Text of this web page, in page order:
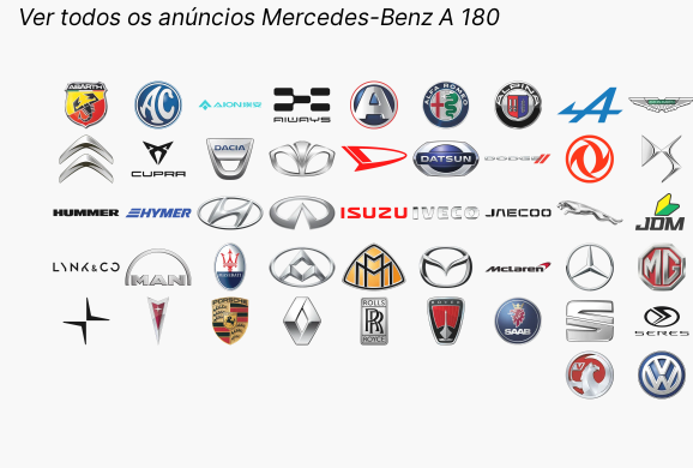
Ver todos os anúncios Mercedes-Benz A 180